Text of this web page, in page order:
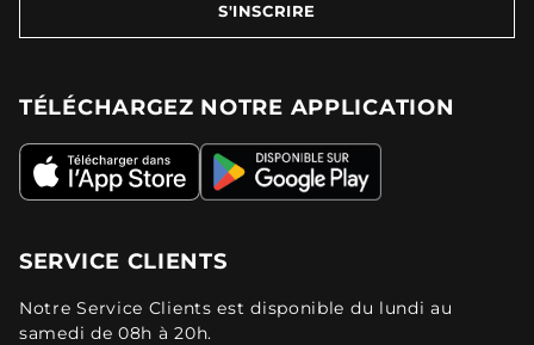
S'INSCRIRE
TÉLÉCHARGEZ NOTRE APPLICATION
SERVICE CLIENTS
Notre Service Clients est disponible du lundi au
samedi de 08h à 20h.